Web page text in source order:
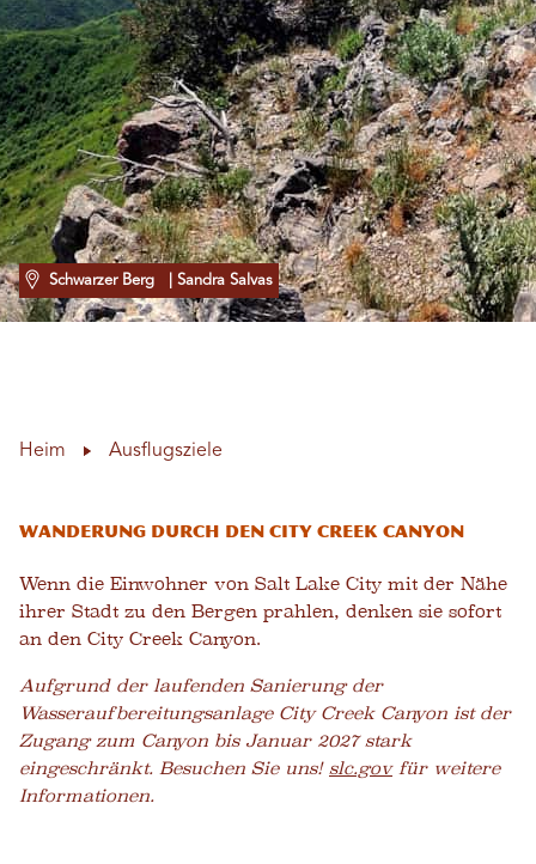
Schwarzer Berg | Sandra Salvas
Heim Ausflugsziele
Wanderung durch den City Creek Canyon
Wenn die Einwohner von Salt Lake City mit der Nähe
ihrer Stadt zu den Bergen prahlen, denken sie sofort
an den City Creek Canyon.
Aufgrund der laufenden Sanierung der
Wasseraufbereitungsanlage City Creek Canyon ist der
Zugang zum Canyon bis Januar 2027 stark
eingeschränkt. Besuchen Sie uns! slc.govfür weitere
Informationen.